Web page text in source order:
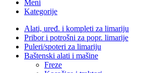
Meni
Kategorije
Alati, uređ. i kompleti za limariju
Pribor i potrošni za popr. limarije
Puleri/spoteri za limariju
Baštenski alati i mašine
Freze